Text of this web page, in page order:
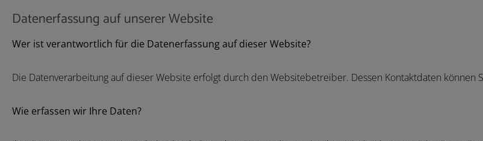
Datenerfassung auf unserer Website
Wer ist verantwortlich für die Datenerfassung auf dieser Website?
Die Datenverarbeitung auf dieser Website erfolgt durch den Websitebetreiber. Dessen Kontaktdaten können
Wie erfassen wir Ihre Daten?